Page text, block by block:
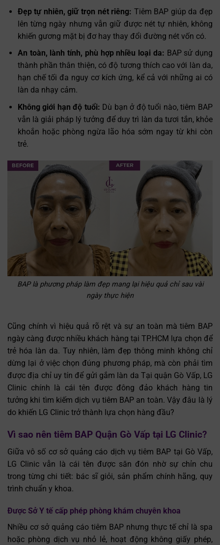
Đẹp tự nhiên, giữ trọn nét riêng: Tiêm BAP giúp da đẹp
lên từng ngày nhưng vẫn giữ được nét tự nhiên, không
khiến gương mặt bị đơ hay thay đổi đường nét vốn có.
An toàn, lành tính, phù hợp nhiều loại da: BAP sử dụng
thành phần thân thiện, có độ tương thích cao với làn da,
hạn chế tối đa nguy cơ kích ứng, kể cả với những ai có
làn da nhạy cảm.
Không giới hạn độ tuổi: Dù bạn ở độ tuổi nào, tiêm BAP
vẫn là giải pháp lý tưởng để duy trì làn da tươi tắn, khỏe
khoắn hoặc phòng ngừa lão hóa sớm ngay từ khi còn
trẻ.
BAP là phương pháp làm đẹp mang lại hiệu quả chỉ sau vài
ngày thực hiện
Cũng chính vì hiệu quả rõ rệt và sự an toàn mà tiêm BAP
ngày càng được nhiều khách hàng tại TP.HCM lựa chọn để
trẻ hóa làn da. Tuy nhiên, làm đẹp thông minh không chỉ
dừng lại ở việc chọn đúng phương pháp, mà còn phải tìm
được địa chỉ uy tín để gửi gắm làn da Tại quận Gò Vấp, LG
Clinic chính là cái tên được đông đảo khách hàng tin
tưởng khi tìm kiếm dịch vụ tiêm BAP an toàn. Vậy đâu là lý
do khiến LG Clinic trở thành lựa chọn hàng đầu?
Vì sao nên tiêm BAP Quận Gò Vấp tại LG Clinic?
Giữa vô số cơ sở quảng cáo dịch vụ tiêm BAP tại Gò Vấp,
LG Clinic vẫn là cái tên được săn đón nhờ sự chỉn chu
trong từng chi tiết: bác sĩ giỏi, sản phẩm chính hãng, quy
trình chuẩn y khoa.
Được Sở Y tế cấp phép phòng khám chuyên khoa
Nhiều cơ sở quảng cáo tiêm BAP nhưng thực tế chỉ là spa
hoặc phòng dịch vụ nhỏ lẻ, hoạt động không giấy phép,